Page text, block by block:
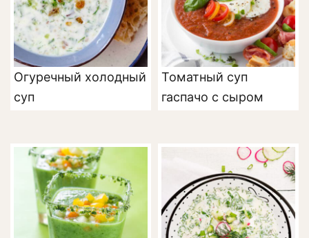
Огуречный холодный
суп
Томатный суп
гаспачо с сыром